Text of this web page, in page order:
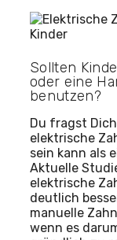
Sollten
oder eine
benutzen?
Du fragst
elektrische
sein kann als
Aktuelle
elektrische
deutlich
manuelle
wenn es